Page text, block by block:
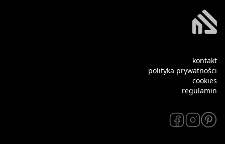
kontakt
polityka prywatności
cookies
regulamin